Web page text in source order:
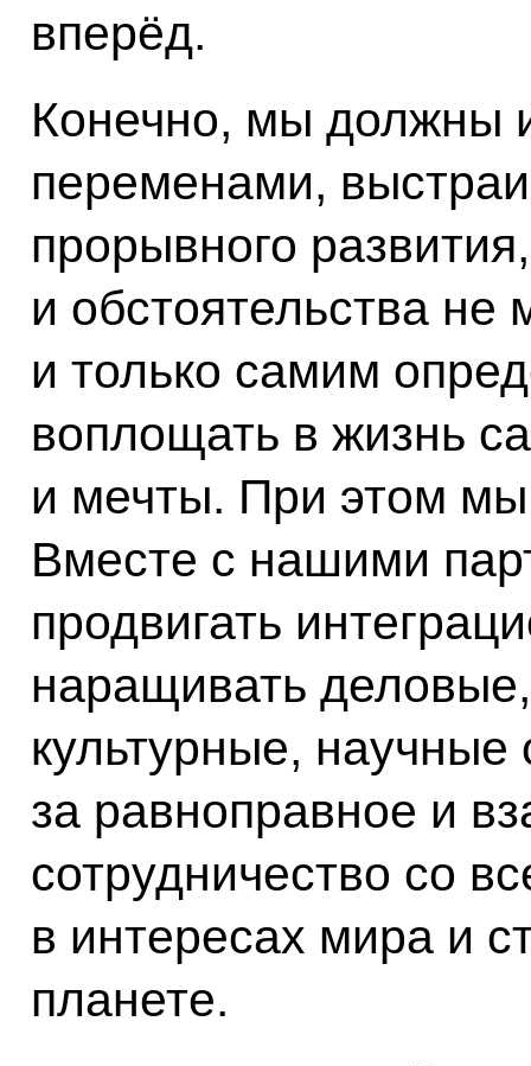
вперёд.
Конечно, мы должны
переменами,
прорывного
и обстоятельства
и только самим
воплощать в жизнь
и мечты. При этом мы
Вместе с нашими
продвигать
наращивать
культурные,
за равноправное и
сотрудничество со
в интересах мира и
планете.